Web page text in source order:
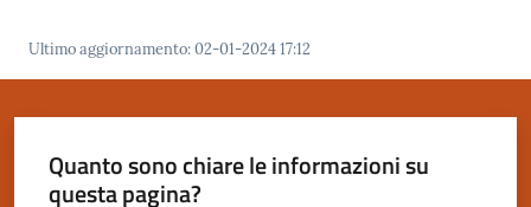
Servizi
Vivere
Dozza
Menu selezionato
Ultimo aggiornamento:02-01-2024 17:12
Quanto sono chiare le informazioni su
questa pagina?